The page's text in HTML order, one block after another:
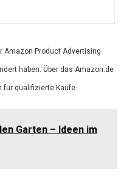
Amazon Product Advertising
haben. Über das Amazon.de
für qualifizierte Käufe.
Garten – Ideen im